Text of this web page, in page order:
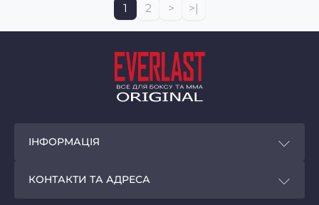
1 2 > >|
ІНФОРМАЦІЯ
КОНТАКТИ ТА АДРЕСА